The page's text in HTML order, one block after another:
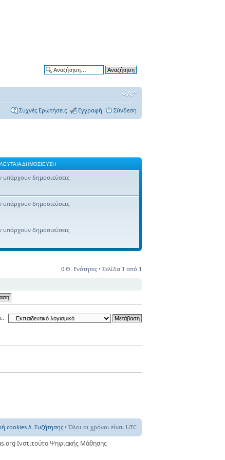
Συχνές Ερωτήσεις
Εγγραφή Σύνδεση
ΔΗΜΟΣΊΕΥΣΗ
υπάρχουν δημοσιεύσεις
υπάρχουν δημοσιεύσεις
υπάρχουν δημοσιεύσεις
0 Θ. Ενότητες • Σελίδα 1 από 1
cookies Δ. Συζήτησης • Όλοι οι χρόνοι είναι UTC
Ινστιτούτο Ψηφιακής Μάθησης